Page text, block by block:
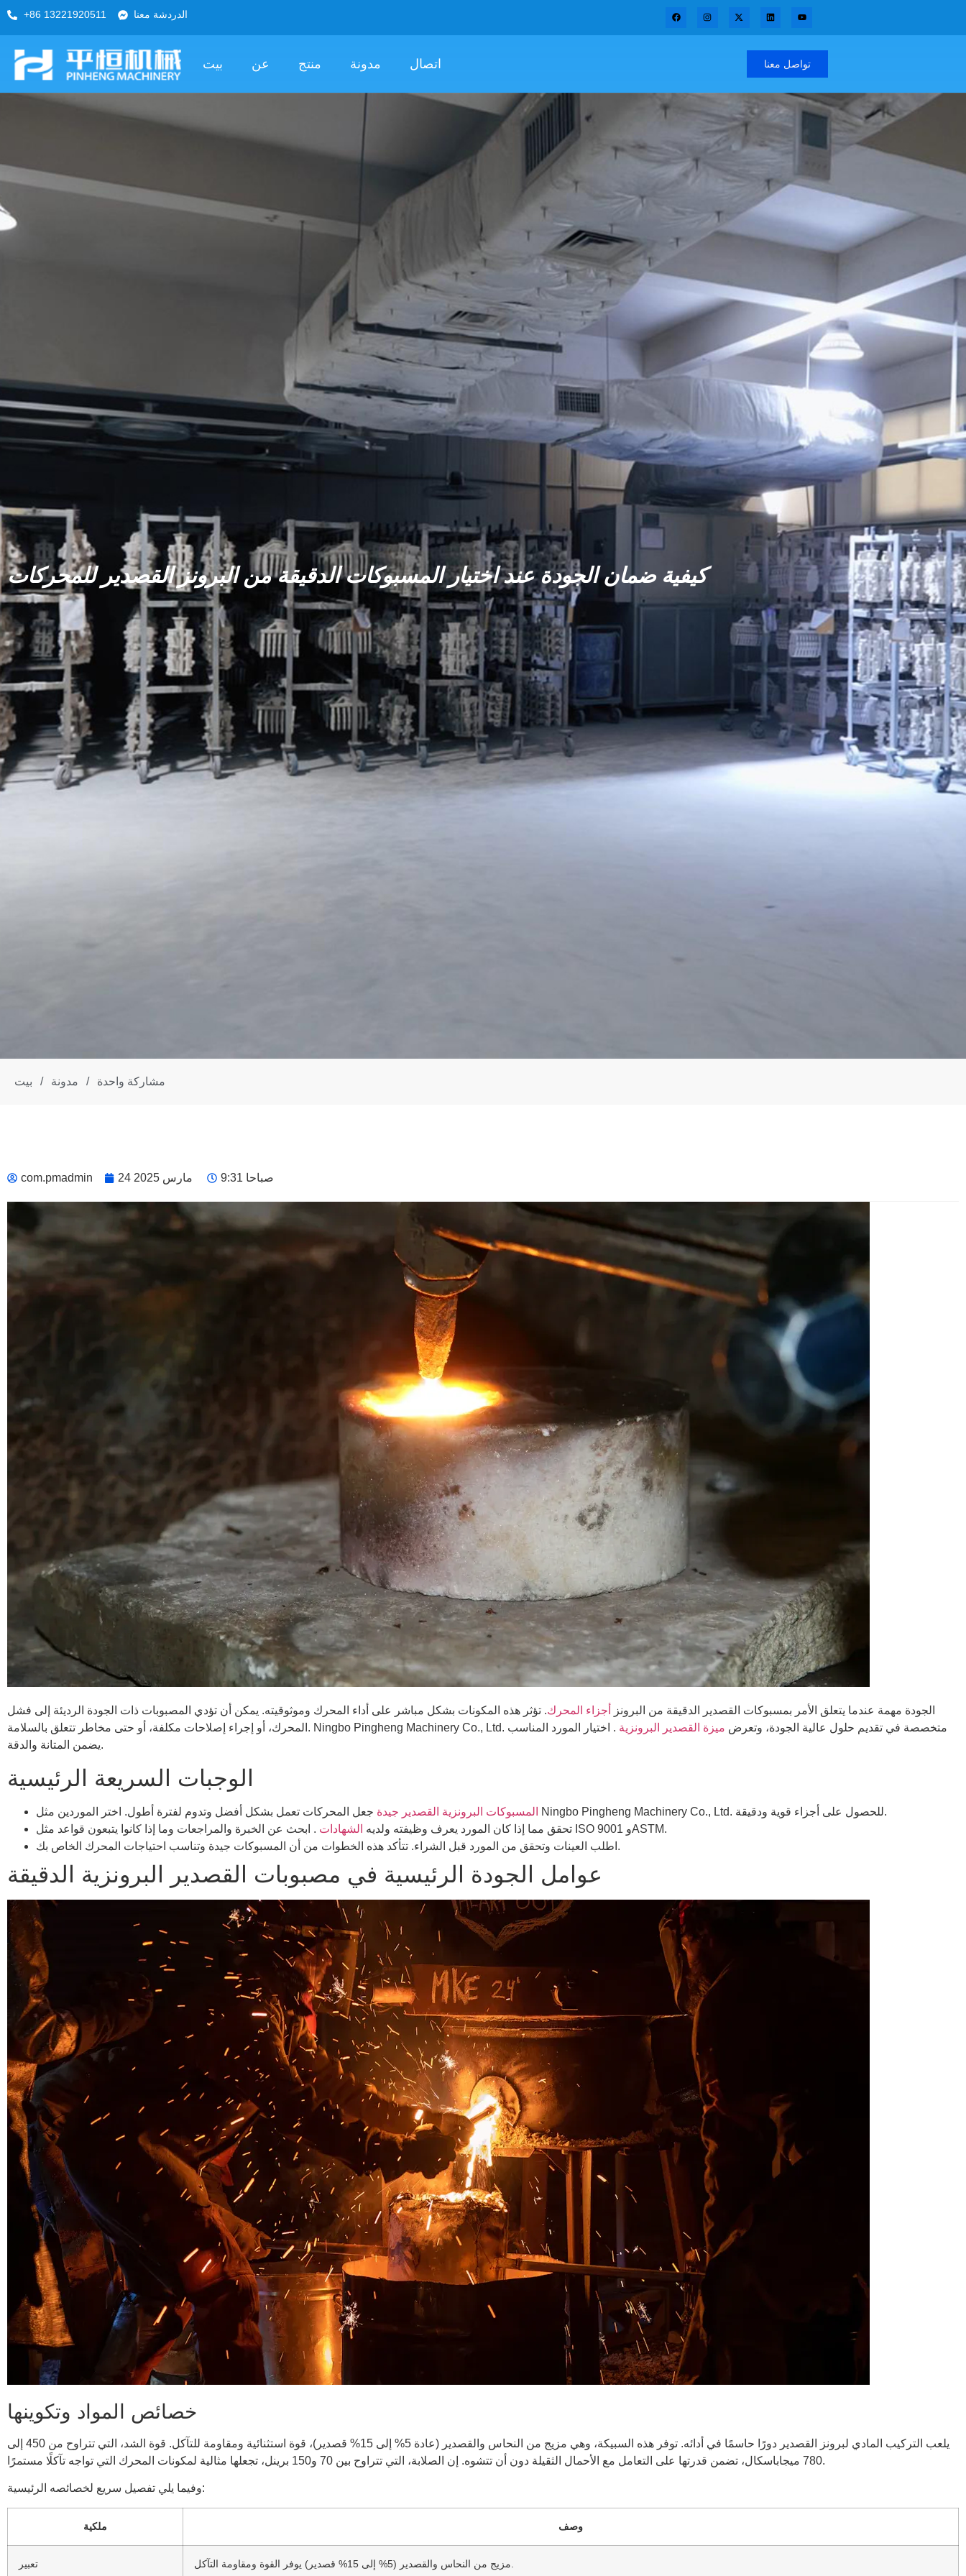
+86 13221920511 الدردشة معنا
بيت عن منتج مدونة اتصال تواصل معنا
كيفية ضمان الجودة عند اختيار المسبوكات الدقيقة من البرونز القصدير للمحركات
بيت / مدونة / مشاركة واحدة
com.pmadmin
الجودة مهمة عندما يتعلق الأمر بمسبوكات القصدير الدقيقة من البرونز أجزاء المحرك. تؤثر هذه المكونات بشكل مباشر على أداء المحرك وموثوقيته. يمكن أن تؤدي المصبوبات ذات الجودة الرديئة إلى فشل
المحرك، أو إجراء إصلاحات مكلفة، أو حتى مخاطر تتعلق بالسلامة. Ningbo Pingheng Machinery Co., Ltd. متخصصة في تقديم حلول عالية الجودة، وتعرض ميزة القصدير البرونزية . اختيار المورد المناسب
يضمن المتانة والدقة.
الوجبات السريعة الرئيسية
المسبوكات البرونزية القصدير جيدة
جعل المحركات تعمل بشكل أفضل وتدوم لفترة أطول. اختر الموردين مثل Ningbo Pingheng Machinery Co., Ltd. للحصول على أجزاء قوية ودقيقة.
تحقق مما إذا كان المورد يعرف وظيفته ولديه الشهادات
. ابحث عن الخبرة والمراجعات وما إذا كانوا يتبعون قواعد مثل ISO 9001 وASTM.
اطلب العينات وتحقق من المورد قبل الشراء. تتأكد هذه الخطوات من أن المسبوكات جيدة وتناسب احتياجات المحرك الخاص بك.
عوامل الجودة الرئيسية في مصبوبات القصدير البرونزية الدقيقة
خصائص المواد وتكوينها
يلعب التركيب المادي لبرونز القصدير دورًا حاسمًا في أدائه. توفر هذه السبيكة، وهي مزيج من النحاس والقصدير (عادة 5% إلى 15% قصدير)، قوة استثنائية ومقاومة للتآكل. قوة الشد، التي تتراوح من 450 إلى
780 ميجاباسكال، تضمن قدرتها على التعامل مع الأحمال الثقيلة دون أن تتشوه. إن الصلابة، التي تتراوح بين 70 و150 برينل، تجعلها مثالية لمكونات المحرك التي تواجه تآكلًا مستمرًا.
وفيما يلي تفصيل سريع لخصائصه الرئيسية:
ملكية وصف
تعبير